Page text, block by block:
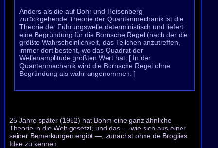
Anders als die auf Bohr und Heisenberg
zurückgehende Theorie der Quantenmechanik ist die
Theorie der Führungswelle deterministisch und liefert
eine Begründung für die Bornsche Regel (nach der die
größte Wahrscheinlichkeit, das Teilchen anzutreffen,
immer dort besteht, wo das Quadrat der
Wellenamplitude größten Wert hat. [ In der
Quantenmechanik wird die Bornsche Regel ohne
Begründung als wahr angenommen. ]
25 Jahre später (1952) hat Bohm eine ganz ähnliche
Theorie in die Welt gesetzt, und das — wie sich aus einer
seiner Bemerkungen ergibt —, zunächst ohne de Broglies
Idee zu kennen.